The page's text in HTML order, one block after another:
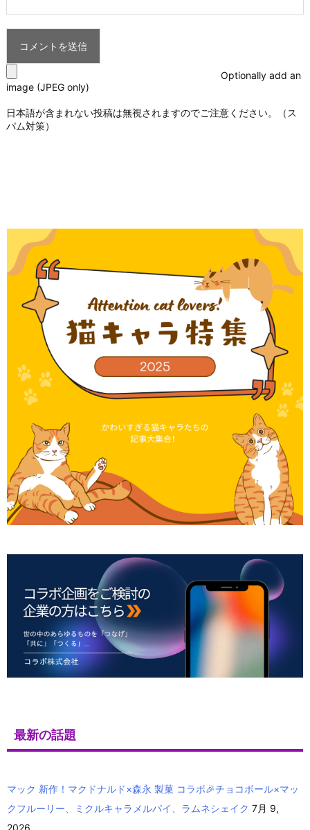
Optionally add an
image (JPEG only)
日本語が含まれない投稿は無視されますのでご注意ください。（ス
パム対策）
最新の話題
マック 新作！マクドナルド×森永 製菓 コラボ🎉チョコボール×マッ
クフルーリー、ミクルキャラメルパイ、ラムネシェイク 7月 9,